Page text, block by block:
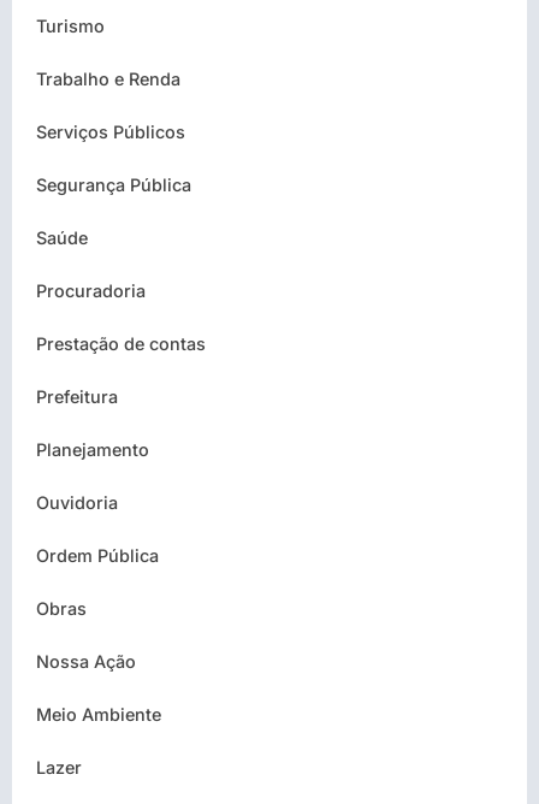
Turismo
Trabalho e Renda
Serviços Públicos
Segurança Pública
Saúde
Procuradoria
Prestação de contas
Prefeitura
Planejamento
Ouvidoria
Ordem Pública
Obras
Nossa Ação
Meio Ambiente
Lazer